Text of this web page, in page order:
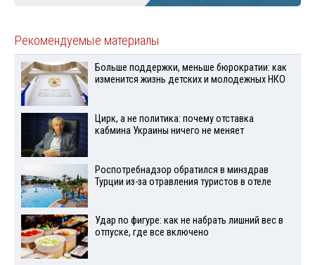
Рекомендуемые материалы
Больше поддержки, меньше бюрократии: как
изменится жизнь детских и молодежных НКО
Цирк, а не политика: почему отставка
кабмина Украины ничего не меняет
Роспотребнадзор обратился в минздрав
Турции из-за отравления туристов в отеле
Удар по фигуре: как не набрать лишний вес в
отпуске, где все включено